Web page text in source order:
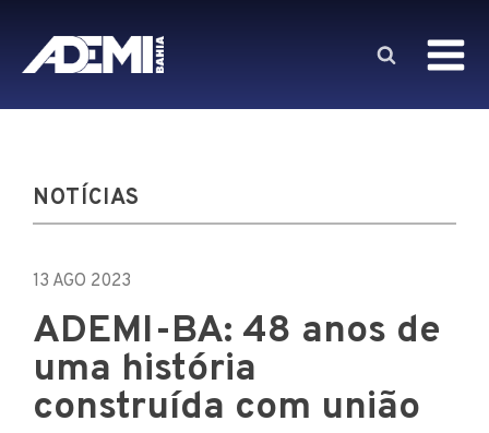
NOTÍCIAS
13 AGO 2023
ADEMI-BA: 48 anos de
uma história
construída com união